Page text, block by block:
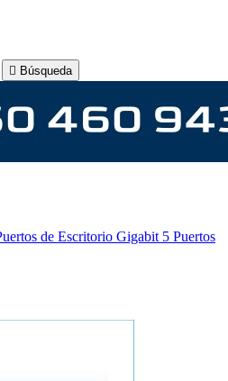
 Búsqueda
de Escritorio Gigabit 5 Puertos